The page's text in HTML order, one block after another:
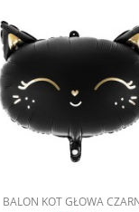
BALON KOT GŁOWA